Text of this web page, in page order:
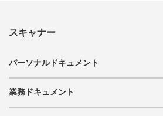
スキャナー
パーソナルドキュメント
業務ドキュメント